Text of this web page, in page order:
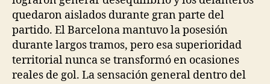
quedaron aislados durante gran parte del
partido. El Barcelona mantuvo la posesión
durante largos tramos, pero esa superioridad
territorial nunca se transformó en ocasiones
reales de gol. La sensación general dentro del